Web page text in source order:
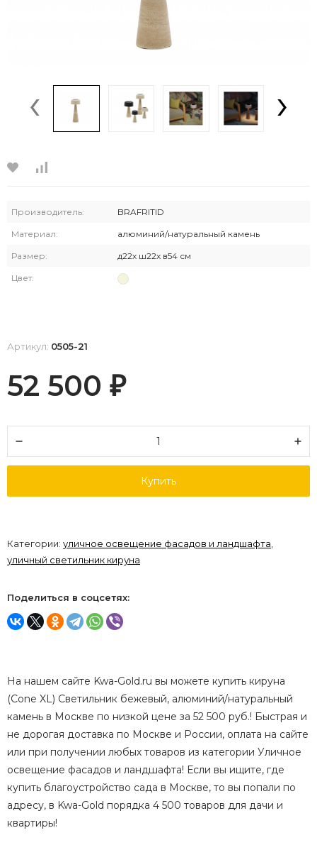
‹ ›
Производитель: BRAFRITID
Материал: алюминий/натуральный камень
Размер: д22х ш22х в54 см
Цвет:
Артикул: 0505-21
52 500 ₽
Купить
Категории: уличное освещение фасадов и ландшафта,
уличный светильник кируна
Поделиться в соцсетях:
На нашем сайте Kwa-Gold.ru вы можете купить кируна
(Cone XL) Светильник бежевый, алюминий/натуральный
камень в Москве по низкой цене за 52 500 руб.! Быстрая и
не дорогая доставка по Москве и России, оплата на сайте
или при получении любых товаров из категории Уличное
освещение фасадов и ландшафта! Если вы ищите, где
купить благоустройство сада в Москве, то вы попали по
адресу, в Kwa-Gold порядка 4 500 товаров для дачи и
квартиры!